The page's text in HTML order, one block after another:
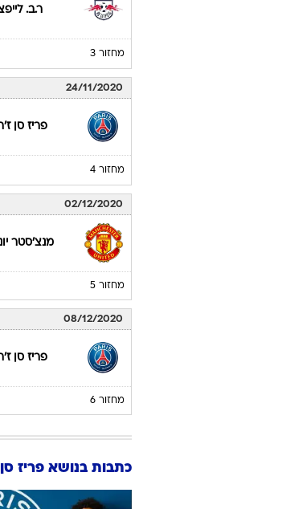
ר.ב.
מחזור 3
24/11/2020
פריז סן
מחזור 4
02/12/2020
מנצ'סטר
מחזור 5
08/12/2020
פריז סן
מחזור 6
כתבות בנושא פריז סן